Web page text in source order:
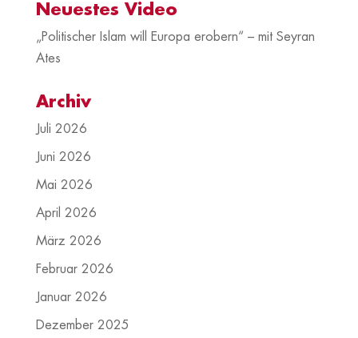
Neuestes Video
„Politischer Islam will Europa erobern“ – mit Seyran
Ates
Archiv
Juli 2026
Juni 2026
Mai 2026
April 2026
März 2026
Februar 2026
Januar 2026
Dezember 2025